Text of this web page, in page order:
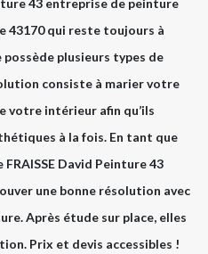
43 entreprise de peinture
43170 qui reste toujours à
possède plusieurs types de
consiste à marier votre
votre intérieur afin qu’ils
à la fois. En tant que
David Peinture 43
une bonne résolution avec
Après étude sur place, elles
Prix et devis accessibles !